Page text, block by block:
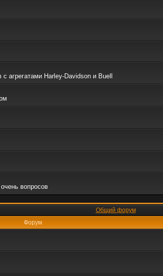
агрегатами Harley-Davidson и Buell
вопросов
Общий форум
Форум